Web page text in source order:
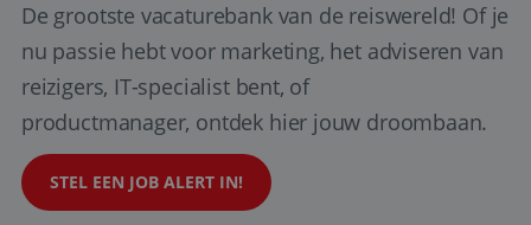
De grootste vacaturebank van de reiswereld! Of je
nu passie hebt voor marketing, het adviseren van
reizigers, IT-specialist bent, of
productmanager, ontdek hier jouw droombaan.
STEL EEN JOB ALERT IN!